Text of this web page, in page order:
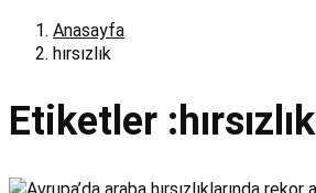
Anasayfa
hırsızlık
Etiketler :hırsızlık